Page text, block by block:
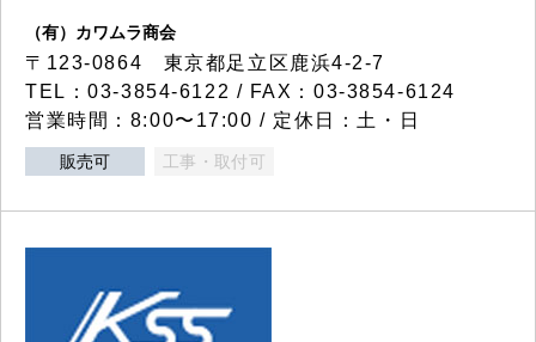
（有）カワムラ商会
〒123-0864 東京都足立区鹿浜4-2-7
TEL：03-3854-6122 / FAX：03-3854-6124
営業時間：8:00〜17:00 / 定休日：土・日
販売可 工事・取付可